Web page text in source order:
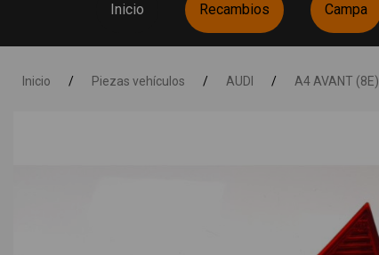
Inicio Recambios Campa
Inicio / Piezas vehículos / AUDI / A4 AVANT (8E)